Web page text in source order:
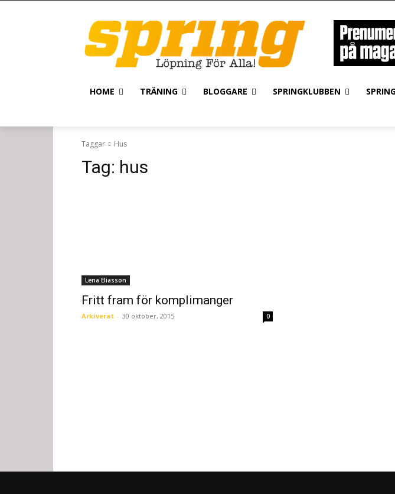
HOME TRÄNING BLOGGARE SPRINGKLUBBEN
Taggar Hus
Tag: hus
Lena Eliasson
Fritt fram för komplimanger
Arkiverat - 30 oktober, 2015 0